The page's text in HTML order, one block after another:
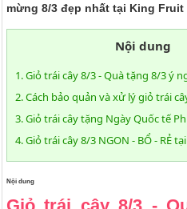
mừng 8/3 đẹp nhất tại King Fruit
Nội dung
1. Giỏ trái cây 8/3 - Quà tặng 8/3 ý
2. Cách bảo quản và xử lý giỏ trái
3. Giỏ trái cây tặng Ngày Quốc tế
4. Giỏ trái cây 8/3 NGON - BỔ - RẺ
Nội dung